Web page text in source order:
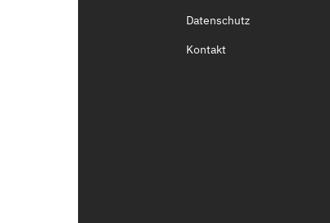
Datenschutz
Kontakt